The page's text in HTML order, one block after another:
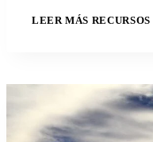
LEER MÁS